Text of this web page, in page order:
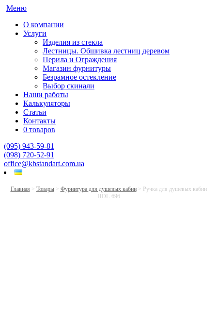
Меню
О компании
Услуги
Изделия из стекла
Лестницы. Обшивка лестниц деревом
Перила и Ограждения
Магазин фурнитуры
Безрамное остекление
Выбор скинали
Наши работы
Калькуляторы
Статьи
Контакты
0 товаров
(095) 943-59-81
(098) 720-52-91
office@kbstandart.com.ua
Главная > Товары> Фурнитура для душевых кабин> Ручка для душевых кабин
HDL-696